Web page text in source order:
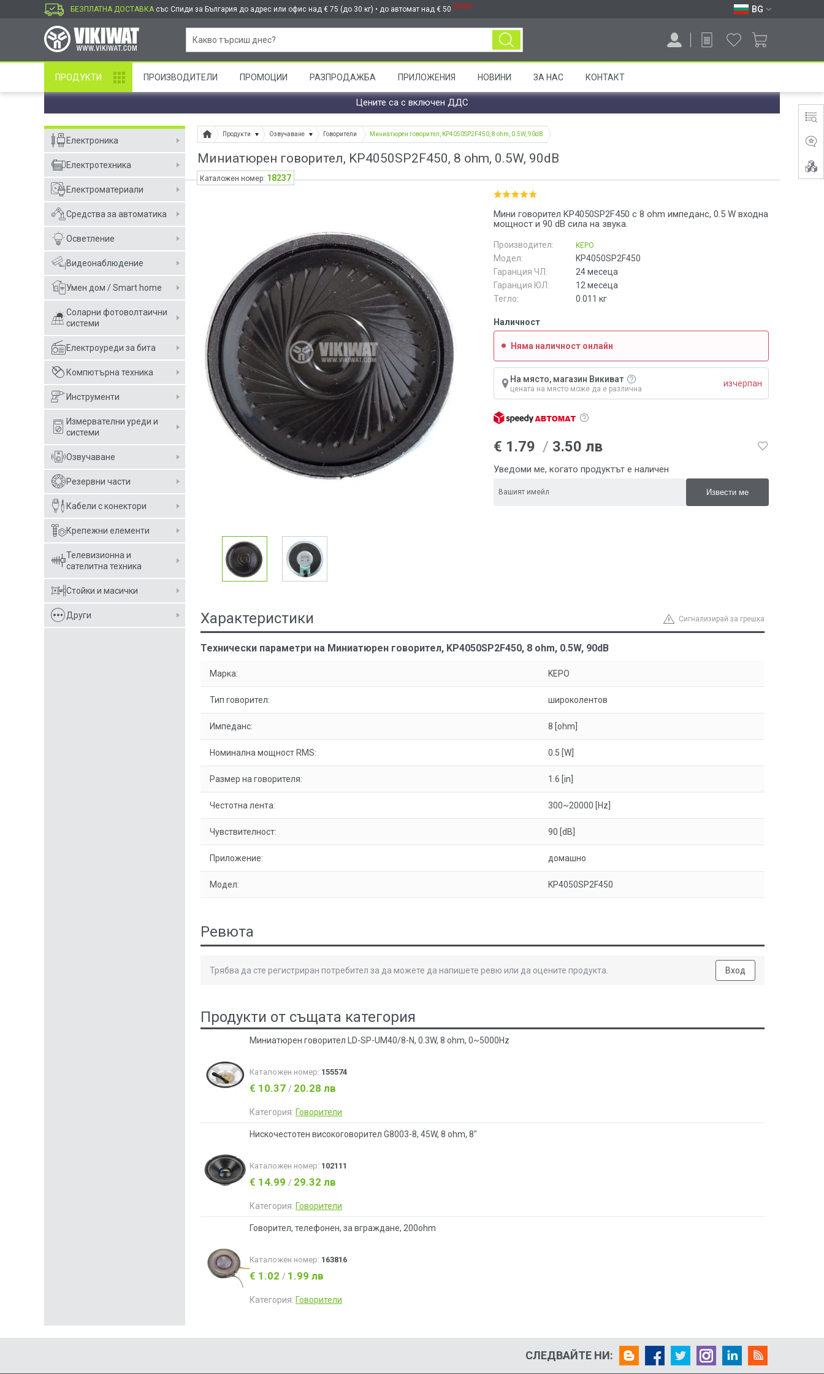
БЕЗПЛАТНА ДОСТАВКА със Спиди за България до адрес или офис над € 75 (до 30 кг) • до автомат над € 50 НОВО BG
ПРОДУКТИ ПРОИЗВОДИТЕЛИ ПРОМОЦИИ РАЗПРОДАЖБА ПРИЛОЖЕНИЯ НОВИНИ ЗА НАС КОНТАКТ
Цените са с включен ДДС
Електроника
Електротехника
Електроматериали
Средства за автоматика
Осветление
Видеонаблюдение
Умен дом / Smart home
Соларни фотоволтаични
системи
Електроуреди за бита
Компютърна техника
Инструменти
Измервателни уреди и
системи
Озвучаване
Резервни части
Кабели с конектори
Крепежни елементи
Телевизионна и
сателитна техника
Стойки и масички
Други
Продукти Озвучаване Говорители Миниатюрен говорител, KP4050SP2F450, 8 ohm, 0.5W, 90dB
Миниатюрен говорител, KP4050SP2F450, 8 ohm, 0.5W, 90dB
Мини говорител KP4050SP2F450 с 8 ohm импеданс, 0.5 W входна
мощност и 90 dB сила на звука.
Производител: KEPO
Модел:
KP4050SP2F450
Гаранция ЧЛ:
24 месеца
Гаранция ЮЛ:
12 месеца
Тегло:
0.011 кг
Наличност
Няма наличност онлайн
На място, магазин Викиват
цената на място може да е различна
изчерпан
€ 1.79 / 3.50 лв
Уведоми ме, когато продуктът е наличен
Каталожен номер: 18237
Сигнализирай за грешка
Характеристики
Технически параметри на Миниатюрен говорител, KP4050SP2F450, 8 ohm, 0.5W, 90dB
Марка: KEPO
Тип говорител: широколентов
Импеданс: 8 [ohm]
Номинална мощност RMS: 0.5 [W]
Размер на говорителя: 1.6 [in]
Честотна лента: 300~20000 [Hz]
Чувствителност: 90 [dB]
Приложение: домашно
Модел: KP4050SP2F450
Ревюта
Трябва да сте регистриран потребител за да можете да напишете ревю или да оцените продукта. Вход
Продукти от същата категория
Миниатюрен говорител LD-SP-UM40/8-N, 0.3W, 8 ohm, 0~5000Hz
Каталожен номер: 155574
€ 10.37 / 20.28 лв
Категория: Говорители
Нискочестотен високоговорител G8003-8, 45W, 8 ohm, 8"
Каталожен номер: 102111
€ 14.99 / 29.32 лв
Категория: Говорители
Говорител, телефонен, за вграждане, 200ohm
Каталожен номер: 163816
€ 1.02 / 1.99 лв
Категория: Говорители
СЛЕДВАЙТЕ НИ: